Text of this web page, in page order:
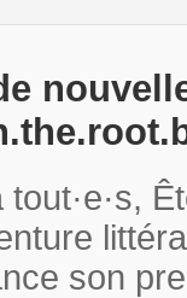
son